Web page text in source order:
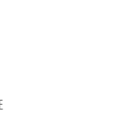
身につけ、実
することは、